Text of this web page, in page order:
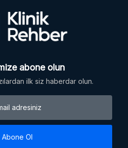
abone olun
ilk siz haberdar olun.
Abone Ol